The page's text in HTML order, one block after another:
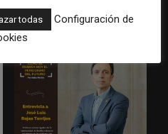
apuesta de La Nación por el
liderazgo en audio digital
todas
Configuración de